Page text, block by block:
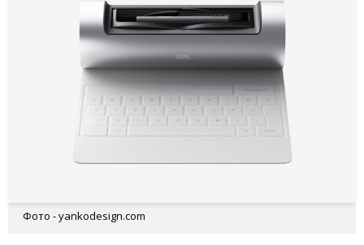
Фото - yankodesign.com